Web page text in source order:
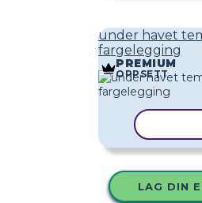
under havet
fargelegging
PREMIUM
OPPSETT
LAG DIN